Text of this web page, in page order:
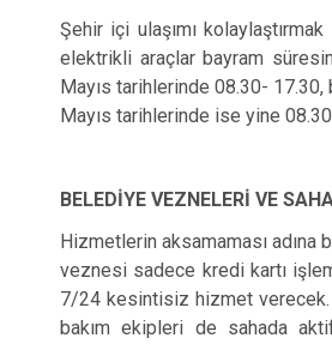
Şehir içi ulaşımı
elektrikli araçlar bayram
Mayıs tarihlerinde 08.30-
Mayıs tarihlerinde ise yine
BELEDİYE VEZNELERİ VE
Hizmetlerin aksamaması
veznesi sadece kredi kartı
7/24 kesintisiz hizmet verecek.
bakım ekipleri de sahada